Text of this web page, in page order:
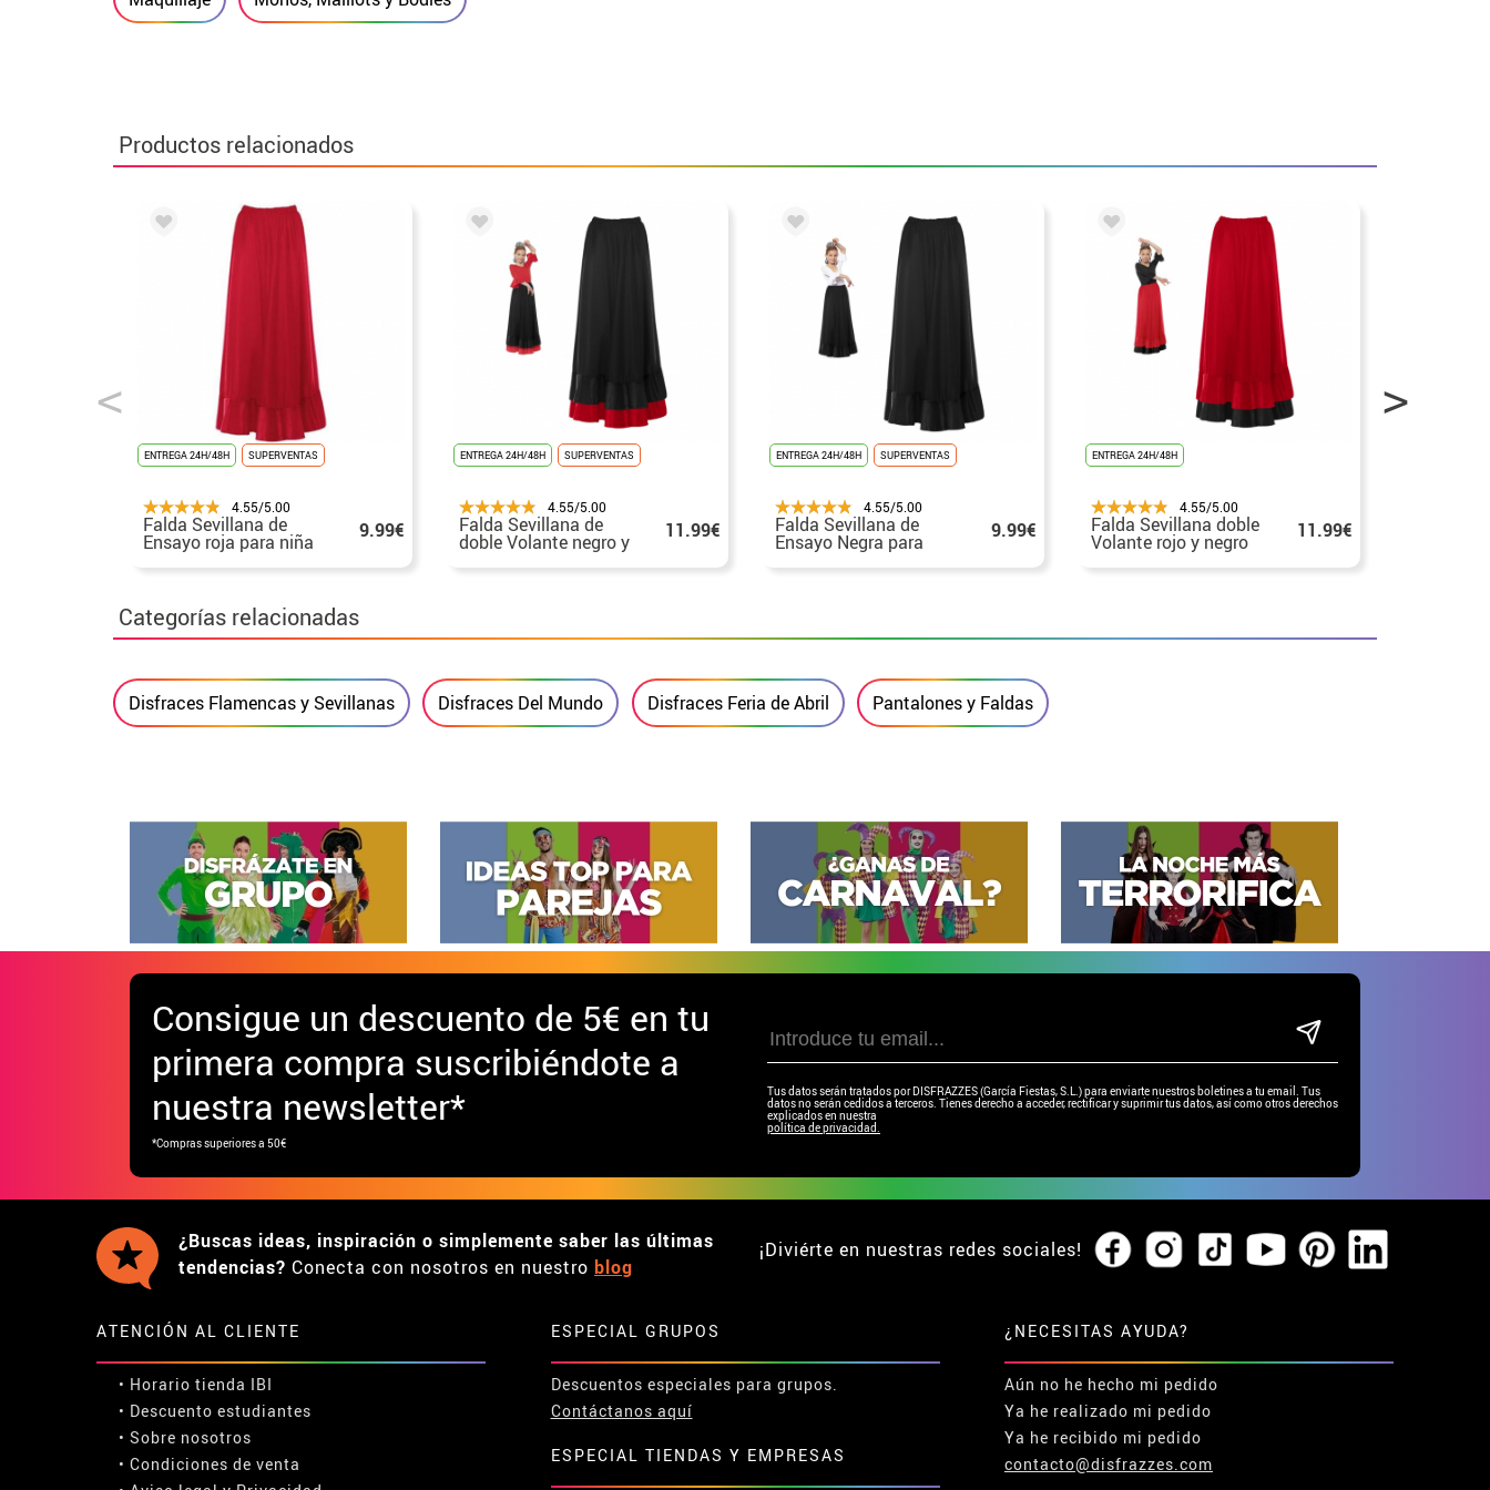
Productos relacionados
ENTREGA 24H/48H SUPERVENTAS
4.55/5.00
Falda Sevillana de
Ensayo roja para niña 9.99€
ENTREGA 24H/48H SUPERVENTAS
4.55/5.00
Falda Sevillana de
doble Volante negro y 11.99€
ENTREGA 24H/48H SUPERVENTAS
4.55/5.00
Falda Sevillana de
Ensayo Negra para 9.99€
ENTREGA 24H/48H
4.55/5.00
Falda Sevillana doble
Volante rojo y negro 11.99€
Categorías relacionadas
Disfraces Flamencas y Sevillanas Disfraces Del Mundo Disfraces Feria de Abril Pantalones y Faldas
Consigue un descuento de 5€ en tu
primera compra suscribiéndote a
nuestra newsletter*
*Compras superiores a 50€
Tus datos serán tratados por DISFRAZZES (García Fiestas, S.L.) para enviarte nuestros boletines a tu email. Tus
datos no serán cedidos a terceros. Tienes derecho a acceder, rectificar y suprimir tus datos, así como otros derechos
explicados en nuestra
política de privacidad.
¿Buscas ideas, inspiración o simplemente saber las últimas
tendencias? Conecta con nosotros en nuestro blog
¡Diviérte en nuestras redes sociales!
ATENCIÓN AL CLIENTE
• Horario tienda IBI
• Descuento estudiantes
• Sobre nosotros
• Condiciones de venta
ESPECIAL GRUPOS
Descuentos especiales para grupos.
Contáctanos aquí
ESPECIAL TIENDAS Y EMPRESAS
¿NECESITAS AYUDA?
Aún no he hecho mi pedido
Ya he realizado mi pedido
Ya he recibido mi pedido
contacto@disfrazzes.com